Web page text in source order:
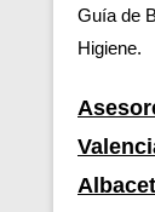
Guía de
Higiene.